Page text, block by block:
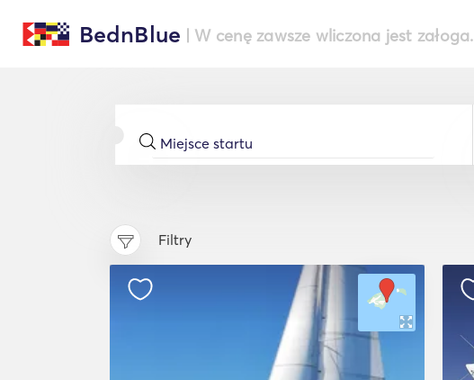
BednBlue | W cenę zawsze wliczona jest załoga.
Filtry